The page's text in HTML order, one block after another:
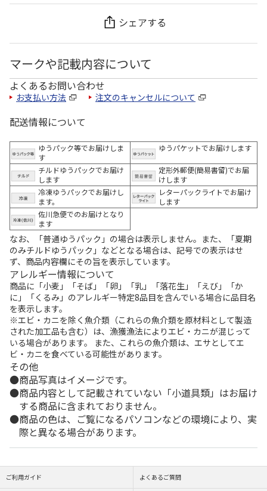
シェアする
マークや記載内容について
よくあるお問い合わせ
お支払い方法 注文のキャンセルについて
配送情報について
ゆうパック等でお届けしま
す
ゆうパケットでお届けします
チルドゆうパックでお届け
します
定形外郵便(簡易書留)でお届
けします
冷凍ゆうパックでお届けし
ます。
レターパックライトでお届け
します
佐川急便でのお届けとなり
ます
なお、「普通ゆうパック」の場合は表示しません。また、「夏期
のみチルドゆうパック」などとなる場合は、記号での表示はせ
ず、商品内容欄にその旨を表示しています。
アレルギー情報について
商品に「小麦」「そば」「卵」「乳」「落花生」「えび」「か
に」「くるみ」のアレルギー特定8品目を含んでいる場合に品目名
を表示します。
※エビ・カニを除く魚介類（これらの魚介類を原材料として製造
された加工品も含む）は、漁獲漁法によりエビ・カニが混じって
いる場合があります。 また、これらの魚介類は、エサとしてエ
ビ・カニを食べている可能性があります。
その他
商品写真はイメージです。
商品内容として記載されていない「小道具類」はお届け
する商品に含まれておりません。
商品の色は、ご覧になるパソコンなどの環境により、実
際と異なる場合があります。
ご利用ガイド よくあるご質問